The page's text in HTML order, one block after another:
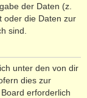
der Daten (z.
oder die Daten zur
sind.
unter den von dir
dies zur
erforderlich